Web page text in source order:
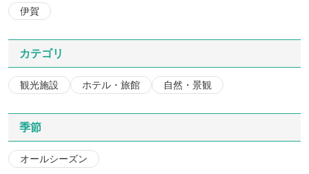
伊賀
カテゴリ
観光施設 ホテル・旅館 自然・景観
季節
オールシーズン